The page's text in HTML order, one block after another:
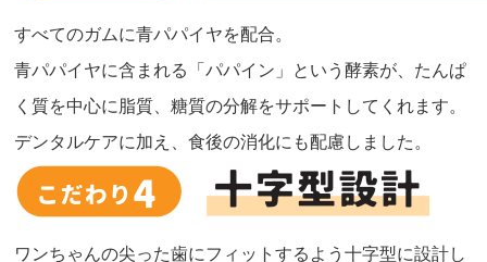
すべてのガムに青パパイヤを配合。
青パパイヤに含まれる「パパイン」という酵素が、たんぱ
く質を中心に脂質、糖質の分解をサポートしてくれます。
デンタルケアに加え、食後の消化にも配慮しました。
ワンちゃんの尖った歯にフィットするよう十字型に設計し